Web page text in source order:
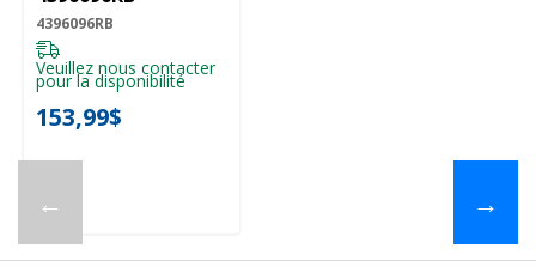
←
4396096RB
Veuillez nous contacter
pour la disponibilité
153,99$
→